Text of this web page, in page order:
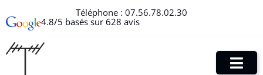
Téléphone : 07.56.78.02.30
4.8/5 basés sur 628 avis